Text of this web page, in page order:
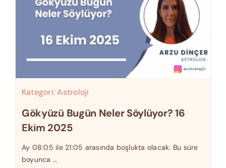
Kategori:Astroloji
Gökyüzü Bugün Neler Söylüyor? 16
Ekim 2025
Ay 08:05 ile 21:05 arasında boşlukta olacak. Bu süre
boyunca ...